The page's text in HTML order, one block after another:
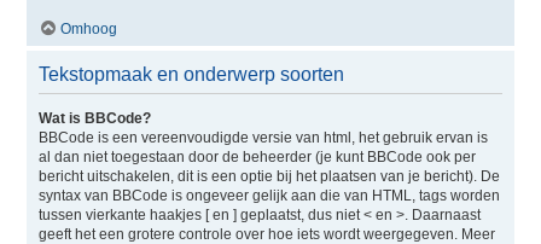
Omhoog
Tekstopmaak en onderwerp soorten
Wat is BBCode?
BBCode is een vereenvoudigde versie van html, het gebruik ervan is
al dan niet toegestaan door de beheerder (je kunt BBCode ook per
bericht uitschakelen, dit is een optie bij het plaatsen van je bericht). De
syntax van BBCode is ongeveer gelijk aan die van HTML, tags worden
tussen vierkante haakjes [ en ] geplaatst, dus niet < en >. Daarnaast
geeft het een grotere controle over hoe iets wordt weergegeven. Meer